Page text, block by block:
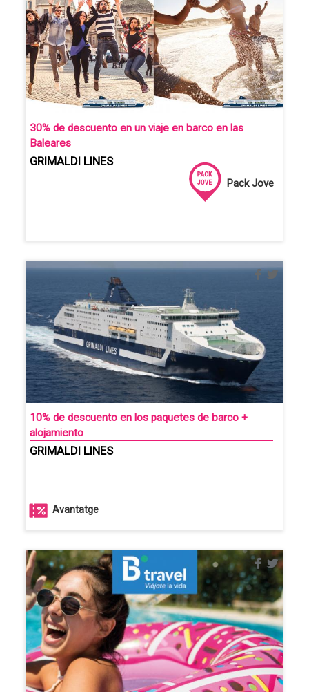
Pack Jove
30% de descuento en un viaje en barco en las
Baleares
GRIMALDI LINES
10% de descuento en los paquetes de barco +
alojamiento
GRIMALDI LINES
Avantatge